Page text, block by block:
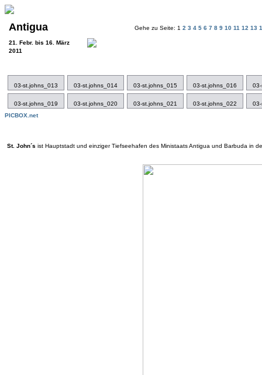
Antigua
21. Febr. bis 16. März
2011
Gehe zu Seite: 1 2 3 4 5 6 7 8 9 10 11 12 13
03-st.johns_013 03-st.johns_014 03-st.johns_015 03-st.johns_016
03-st.johns_019 03-st.johns_020 03-st.johns_021 03-st.johns_022
PICBOX.net
St. John´s ist Hauptstadt und einziger Tiefseehafen des Ministaats Antigua und Barbuda in